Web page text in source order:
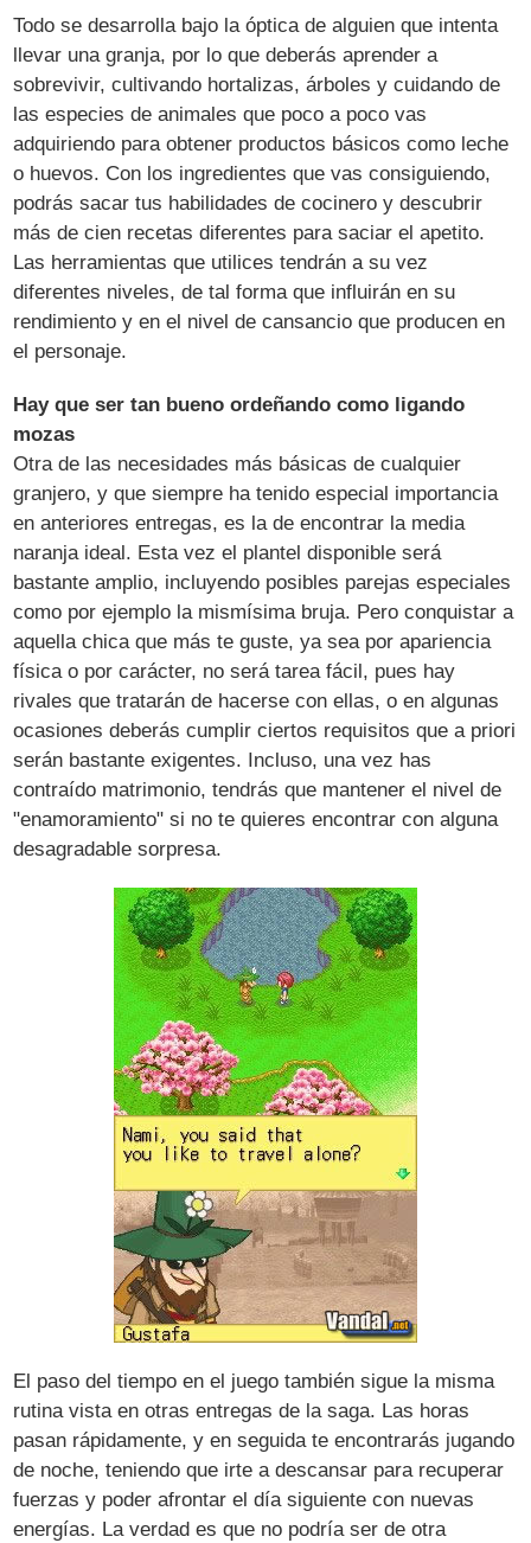
Todo se desarrolla bajo la óptica de alguien que intenta
llevar una granja, por lo que deberás aprender a
sobrevivir, cultivando hortalizas, árboles y cuidando de
las especies de animales que poco a poco vas
adquiriendo para obtener productos básicos como leche
o huevos. Con los ingredientes que vas consiguiendo,
podrás sacar tus habilidades de cocinero y descubrir
más de cien recetas diferentes para saciar el apetito.
Las herramientas que utilices tendrán a su vez
diferentes niveles, de tal forma que influirán en su
rendimiento y en el nivel de cansancio que producen en
el personaje.
Hay que ser tan bueno ordeñando como ligando
mozas
Otra de las necesidades más básicas de cualquier
granjero, y que siempre ha tenido especial importancia
en anteriores entregas, es la de encontrar la media
naranja ideal. Esta vez el plantel disponible será
bastante amplio, incluyendo posibles parejas especiales
como por ejemplo la mismísima bruja. Pero conquistar a
aquella chica que más te guste, ya sea por apariencia
física o por carácter, no será tarea fácil, pues hay
rivales que tratarán de hacerse con ellas, o en algunas
ocasiones deberás cumplir ciertos requisitos que a priori
serán bastante exigentes. Incluso, una vez has
contraído matrimonio, tendrás que mantener el nivel de
"enamoramiento" si no te quieres encontrar con alguna
desagradable sorpresa.
El paso del tiempo en el juego también sigue la misma
rutina vista en otras entregas de la saga. Las horas
pasan rápidamente, y en seguida te encontrarás jugando
de noche, teniendo que irte a descansar para recuperar
fuerzas y poder afrontar el día siguiente con nuevas
energías. La verdad es que no podría ser de otra